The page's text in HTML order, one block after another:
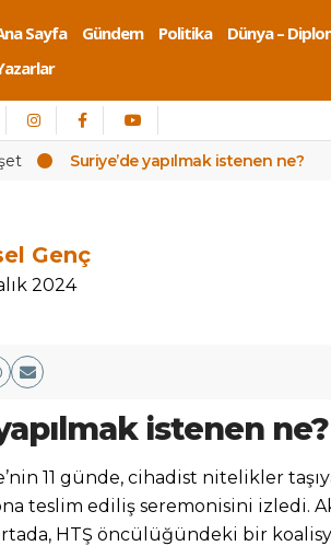
Sayfa Gündem Politika Dünya –
Suriye’de yapılmak istenen ne?
Genç
2024
istenen ne?
11 günde, cihadist nitelikler
teslim ediliş seremonisini izledi.
HTŞ öncülüğündeki bir